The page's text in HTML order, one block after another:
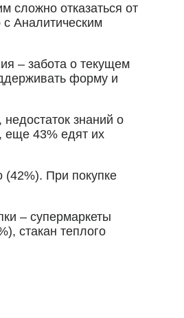
сложно отказаться от
Аналитическим
– забота о текущем
форму и
знаний о
еще 43% едят их
При покупке
– супермаркеты
стакан теплого